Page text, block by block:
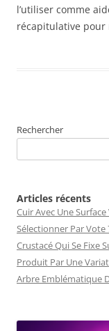
l’utiliser comme
récapitulative pour
Rechercher
Articles récents
Cuir Avec Une
Sélectionner Par Vote
Crustacé Qui Se Fixe
Produit Par Une
Arbre Emblématique